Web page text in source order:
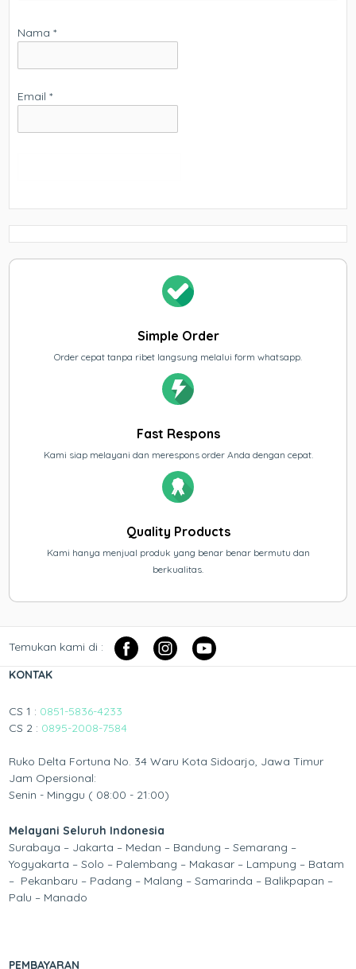
Nama*
Email*
Simple Order
Order cepat tanpa ribet langsung melalui form whatsapp.
Fast Respons
Kami siap melayani dan merespons order Anda dengan cepat.
Quality Products
Kami hanya menjual produk yang benar benar bermutu dan
berkualitas.
Temukan kami di :
KONTAK
CS 1 : 0851-5836-4233
CS 2 : 0895-2008-7584
Ruko Delta Fortuna No. 34 Waru Kota Sidoarjo, Jawa Timur
Jam Opersional:
Senin - Minggu ( 08:00 - 21:00)
Melayani Seluruh Indonesia
Surabaya – Jakarta – Medan – Bandung – Semarang –
Yogyakarta – Solo – Palembang – Makasar – Lampung – Batam
– Pekanbaru – Padang – Malang – Samarinda – Balikpapan –
Palu – Manado
PEMBAYARAN